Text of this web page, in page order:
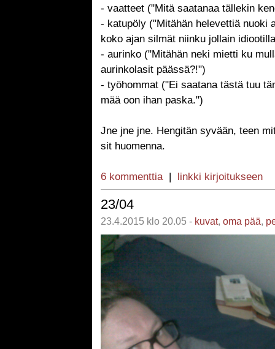
- vaatteet ("Mitä saatanaa tällekin
- katupöly ("Mitähän helevettiä nuoki
koko ajan silmät niinku jollain
- aurinko ("Mitähän neki mietti ku
aurinkolasit päässä?!")
- työhommat ("Ei saatana tästä tuu
mää oon ihan paska.")
Jne jne jne. Hengitän syvään, teen
sit huomenna.
6 kommenttia| linkki kirjoitukseen
23/04
23.4.2015 klo 20.05 - kuvat, oma pää,